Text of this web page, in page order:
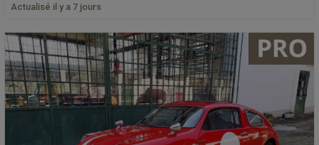
Actualisé il y a 7 jours